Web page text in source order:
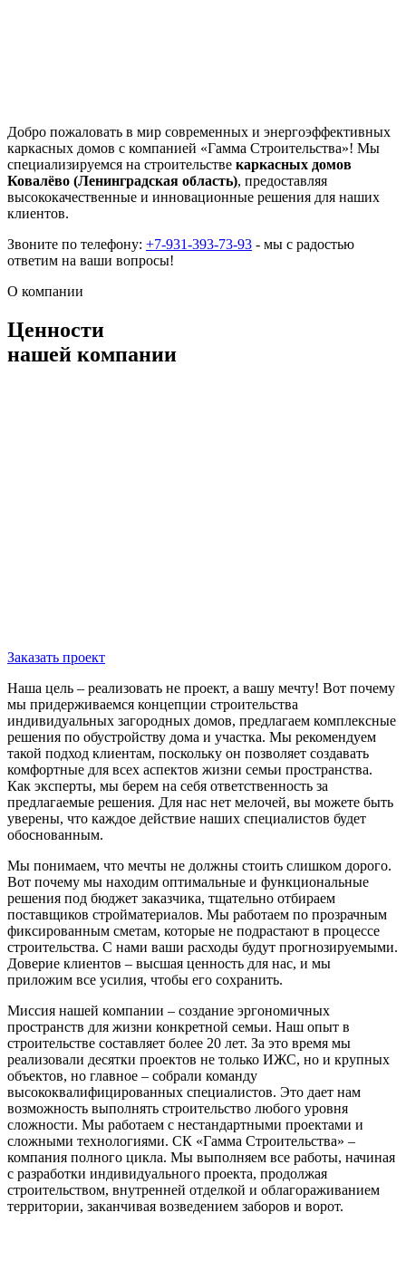
Добро пожаловать в мир современных и энергоэффективных
каркасных домов с компанией «Гамма Строительства»! Мы
специализируемся на строительстве каркасных домов
Ковалёво (Ленинградская область), предоставляя
высококачественные и инновационные решения для наших
клиентов.
Звоните по телефону: +7-931-393-73-93 - мы с радостью
ответим на ваши вопросы!
О компании
Ценности
нашей компании
Заказать проект
Наша цель – реализовать не проект, а вашу мечту! Вот почему
мы придерживаемся концепции строительства
индивидуальных загородных домов, предлагаем комплексные
решения по обустройству дома и участка. Мы рекомендуем
такой подход клиентам, поскольку он позволяет создавать
комфортные для всех аспектов жизни семьи пространства.
Как эксперты, мы берем на себя ответственность за
предлагаемые решения. Для нас нет мелочей, вы можете быть
уверены, что каждое действие наших специалистов будет
обоснованным.
Мы понимаем, что мечты не должны стоить слишком дорого.
Вот почему мы находим оптимальные и функциональные
решения под бюджет заказчика, тщательно отбираем
поставщиков стройматериалов. Мы работаем по прозрачным
фиксированным сметам, которые не подрастают в процессе
строительства. С нами ваши расходы будут прогнозируемыми.
Доверие клиентов – высшая ценность для нас, и мы
приложим все усилия, чтобы его сохранить.
Миссия нашей компании – создание эргономичных
пространств для жизни конкретной семьи. Наш опыт в
строительстве составляет более 20 лет. За это время мы
реализовали десятки проектов не только ИЖС, но и крупных
объектов, но главное – собрали команду
высококвалифицированных специалистов. Это дает нам
возможность выполнять строительство любого уровня
сложности. Мы работаем с нестандартными проектами и
сложными технологиями. СК «Гамма Строительства» –
компания полного цикла. Мы выполняем все работы, начиная
с разработки индивидуального проекта, продолжая
строительством, внутренней отделкой и облагораживанием
территории, заканчивая возведением заборов и ворот.